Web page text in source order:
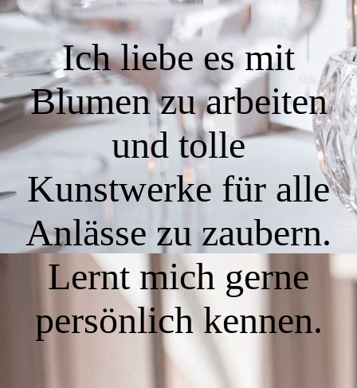
Ich liebe es mit
Blumen zu arbeiten
und tolle
Kunstwerke für alle
Anlässe zu zaubern.
Lernt mich gerne
persönlich kennen.